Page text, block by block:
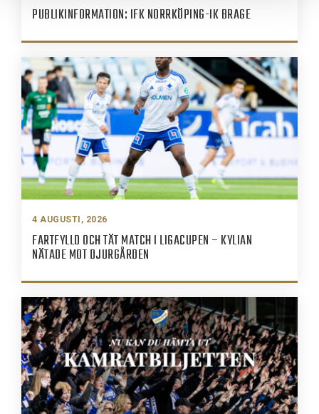
PUBLIKINFORMATION: IFK NORRKÖPING-IK BRAGE
4 AUGUSTI, 2026
FARTFYLLD OCH TÄT MATCH I LIGACUPEN – KYLIAN
NÄTADE MOT DJURGÅRDEN